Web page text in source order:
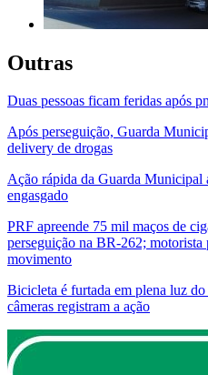
Outras
Duas pessoas ficam feridas após
Após perseguição, Guarda
delivery de drogas
Ação rápida da Guarda Municipal
engasgado
PRF apreende 75 mil maços de
perseguição na BR-262;
movimento
Bicicleta é furtada em plena luz
câmeras registram a ação